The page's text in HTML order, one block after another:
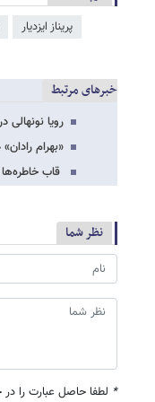
پریناز ایزدیار
خبرهای مرتبط
رویا نونهالی در ۲۴ سالگی و در دومین فیلمش؛ سال
«بهرام رادان»
قاب خاطره‌ها در آستانه فجر ۴۴؛ رضا
نظر شما
* لطفا حاصل عبارت را در